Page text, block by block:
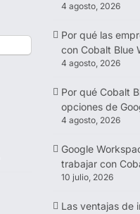
4 agosto, 2026
Por qué las
con Cobalt Blue
4 agosto, 2026
Por qué Cobalt
opciones de
4 agosto, 2026
Google
trabajar con
10 julio, 2026
Las ventajas de